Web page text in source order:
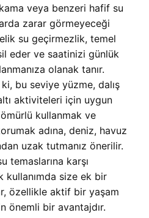
veya benzeri hafif su
zarar görmeyeceği
su geçirmezlik, temel
eder ve saatinizi günlük
olanak tanır.
bu seviye yüzme, dalış
aktiviteleri için uygun
kullanmak ve
adına, deniz, havuz
uzak tutmanız önerilir.
temaslarına karşı
kullanımda size ek bir
özellikle aktif bir yaşam
önemli bir avantajdır.